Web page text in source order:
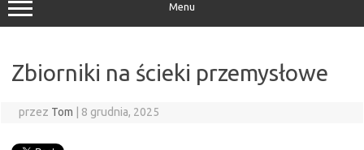
Menu
Zbiorniki na ścieki przemysłowe
przez Tom 8 grudnia, 2025